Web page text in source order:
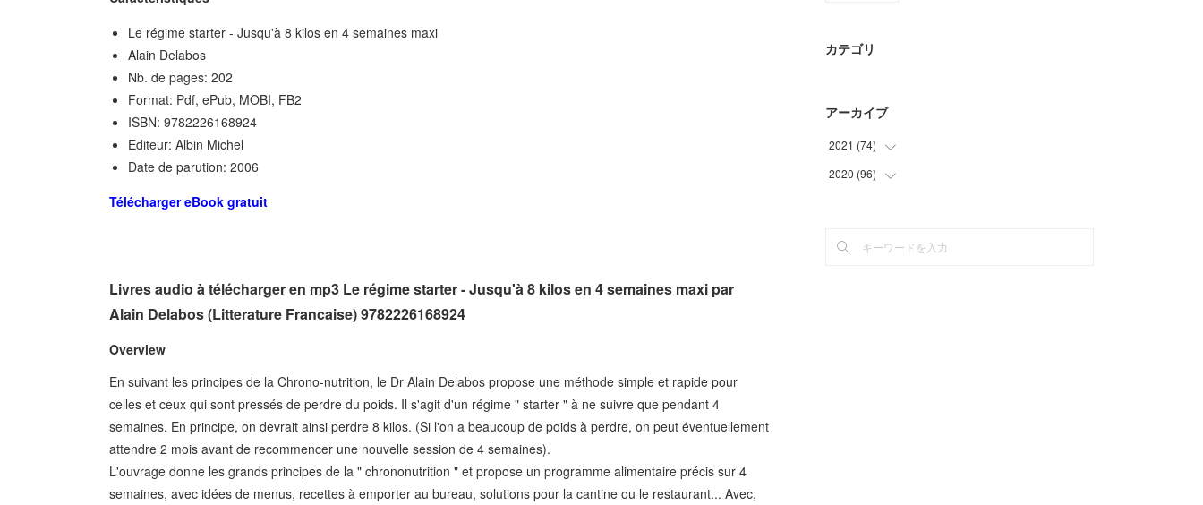
Le régime starter - Jusqu'à 8 kilos en 4 semaines maxi
Alain Delabos
Nb. de pages: 202
Format: Pdf, ePub, MOBI, FB2
ISBN: 9782226168924
Editeur: Albin Michel
Date de parution: 2006
Télécharger eBook gratuit
Livres audio à télécharger en mp3 Le régime starter - Jusqu'à 8 kilos en 4 semaines maxi par
Alain Delabos (Litterature Francaise) 9782226168924
Overview
En suivant les principes de la Chrono-nutrition, le Dr Alain Delabos propose une méthode simple et rapide pour
celles et ceux qui sont pressés de perdre du poids. Il s'agit d'un régime " starter " à ne suivre que pendant 4
semaines. En principe, on devrait ainsi perdre 8 kilos. (Si l'on a beaucoup de poids à perdre, on peut éventuellement
attendre 2 mois avant de recommencer une nouvelle session de 4 semaines).
L'ouvrage donne les grands principes de la " chrononutrition " et propose un programme alimentaire précis sur 4
semaines, avec idées de menus, recettes à emporter au bureau, solutions pour la cantine ou le restaurant... Avec,
カテゴリ
アーカイブ
2021 (74)
(12
)
(
2020 (96)
(